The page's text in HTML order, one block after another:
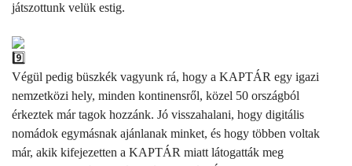
játszottunk velük estig.
Végül pedig büszkék vagyunk rá, hogy a KAPTÁR egy igazi
nemzetközi hely, minden kontinensről, közel 50 országból
érkeztek már tagok hozzánk. Jó visszahalani, hogy digitális
nomádok egymásnak ajánlanak minket, és hogy többen voltak
már, akik kifejezetten a KAPTÁR miatt látogatták meg